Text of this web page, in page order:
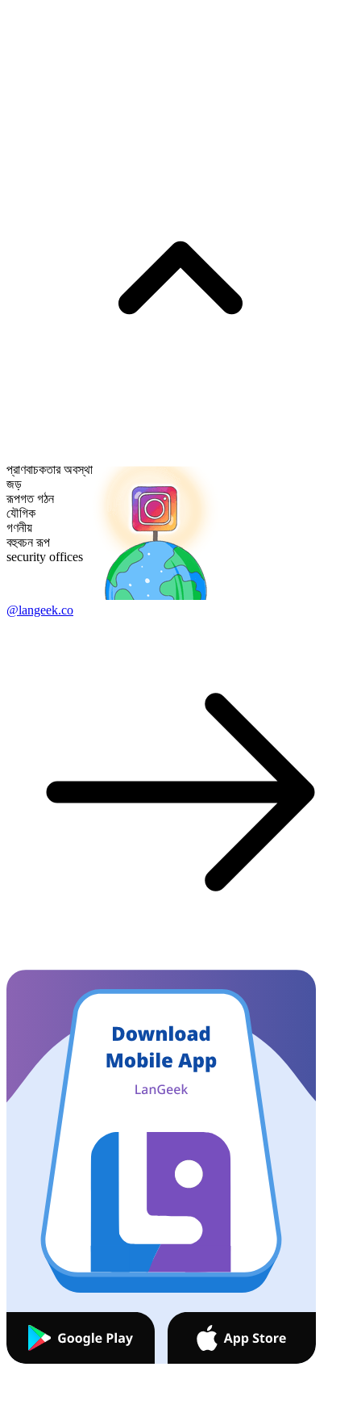
প্রাণবাচকতার অবস্থা
জড়
রূপগত গঠন
যৌগিক
গণনীয়
বহুবচন রূপ
security offices
@langeek.co